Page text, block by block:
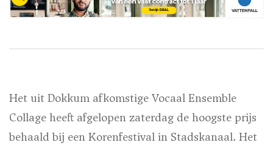
Het uit Dokkum afkomstige Vocaal Ensemble
Collage heeft afgelopen zaterdag de hoogste prijs
behaald bij een Korenfestival in Stadskanaal. Het